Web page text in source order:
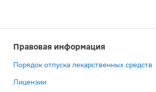
Правовая информация
Порядок отпуска лекарственных средств
Лицензии